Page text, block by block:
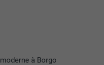
moderne à Borgo